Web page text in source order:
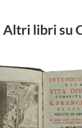
Altri libri su